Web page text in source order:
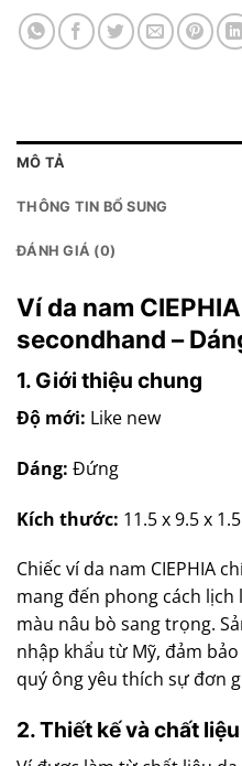
MÔ TẢ
THÔNG TIN BỔ SUNG
ĐÁNH GIÁ (0)
Ví da nam
secondhand –
1. Giới thiệu chung
Độ mới: Like new
Dáng: Đứng
Kích thước: 11.5 x 9.5 x
Chiếc ví da nam CIEPHIA
mang đến phong cách
màu nâu bò sang trọng.
nhập khẩu từ Mỹ, đảm
quý ông yêu thích sự đơn
2. Thiết kế và chất liệu